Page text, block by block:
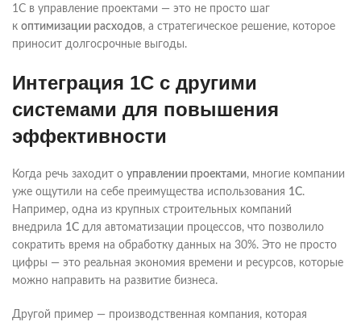
1С в управление проектами — это не просто шаг
к оптимизации расходов, а стратегическое решение, которое
приносит долгосрочные выгоды.
Интеграция 1С с другими
системами для повышения
эффективности
Когда речь заходит о управлении проектами, многие компании
уже ощутили на себе преимущества использования 1С.
Например, одна из крупных строительных компаний
внедрила 1С для автоматизации процессов, что позволило
сократить время на обработку данных на 30%. Это не просто
цифры — это реальная экономия времени и ресурсов, которые
можно направить на развитие бизнеса.
Другой пример — производственная компания, которая